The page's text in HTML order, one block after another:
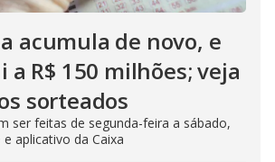
acumula de novo, e
a R$ 150 milhões; veja
sorteados
ser feitas de segunda-feira a sábado,
aplicativo da Caixa